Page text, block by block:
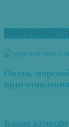
ПОПУЛЯРНЫЕ
Окунь
приготовления
Какое